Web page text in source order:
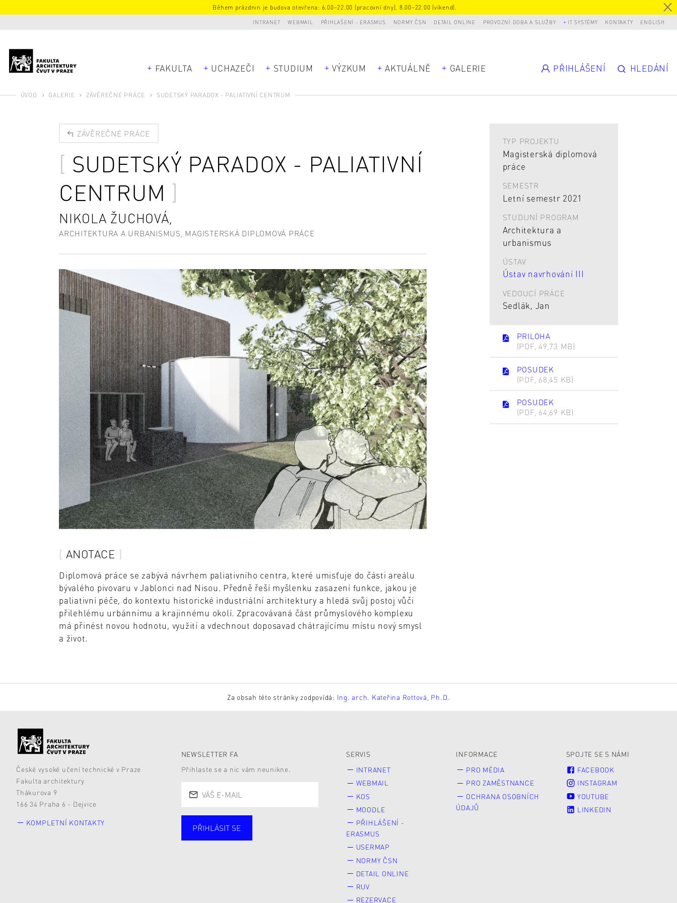
Během prázdnin je budova otevřena: 6.00–22.00 (pracovní dny), 8.00–22.00 (víkend).
INTRANET WEBMAIL PŘIHLÁŠENÍ - ERASMUS NORMY ČSN DETAIL ONLINE PROVOZNÍ DOBA A SLUŽBY IT SYSTÉMY KONTAKTY ENGLISH
FAKULTA UCHAZEČI STUDIUM VÝZKUM AKTUÁLNĚ GALERIE PŘIHLÁŠENÍ HLEDÁNÍ
ÚVOD GALERIE ZÁVĚREČNÉ PRÁCE SUDETSKÝ PARADOX - PALIATIVNÍ CENTRUM
ZÁVĚREČNÉ PRÁCE
SUDETSKÝ PARADOX - PALIATIVNÍ
CENTRUM
NIKOLA ŽUCHOVÁ,
ARCHITEKTURA A URBANISMUS, MAGISTERSKÁ DIPLOMOVÁ PRÁCE
ANOTACE
Diplomová práce se zabývá návrhem paliativního centra, které umisťuje do části areálu
bývalého pivovaru v Jablonci nad Nisou. Předně řeší myšlenku zasazení funkce, jakou je
paliativní péče, do kontextu historické industriální architektury a hledá svůj postoj vůči
přilehlému urbánnímu a krajinnému okolí. Zpracovávaná část průmyslového komplexu
má přinést novou hodnotu, využití a vdechnout doposavad chátrajícímu místu nový smysl
a život.
TYP PROJEKTU
Magisterská diplomová
práce
SEMESTR
Letní semestr 2021
STUDIJNÍ PROGRAM
Architektura a
urbanismus
ÚSTAV
Ústav navrhování III
VEDOUCÍ PRÁCE
Sedlák, Jan
PRILOHA
(PDF, 49,73 MB)
POSUDEK
(PDF, 68,45 KB)
POSUDEK
(PDF, 64,69 KB)
Za obsah této stránky zodpovídá: Ing. arch. Kateřina Rottová, Ph.D.
České vysoké učení technické v Praze
Fakulta architektury
Thákurova 9
166 34 Praha 6 - Dejvice
KOMPLETNÍ KONTAKTY
NEWSLETTER FA
Přihlaste se a nic vám neunikne.
Studující
PŘIHLÁSIT SE
SERVIS
INTRANET
WEBMAIL
KOS
MOODLE
PŘIHLÁŠENÍ -
ERASMUS
USERMAP
NORMY ČSN
DETAIL ONLINE
RUV
REZERVACE
INFORMACE
PRO MÉDIA
PRO ZAMĚSTNANCE
OCHRANA OSOBNÍCH
ÚDAJŮ
SPOJTE SE S NÁMI
FACEBOOK
INSTAGRAM
YOUTUBE
LINKEDIN